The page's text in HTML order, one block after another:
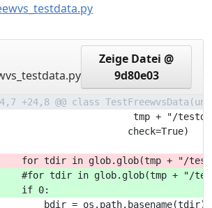
Zeige Datei @
9d80e03
+24,8 @@ class
tmp + "/
check=True)
for tdir in glob.glob(tmp + "/
#for tdir in glob.glob(tmp + "/
if 0:
bdir = os.path.basename(tdir)